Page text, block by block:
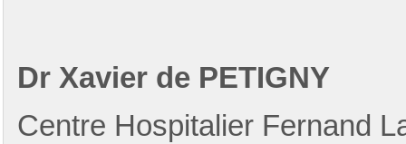
Dr Xavier de PETIGNY
Centre Hospitalier Fernand